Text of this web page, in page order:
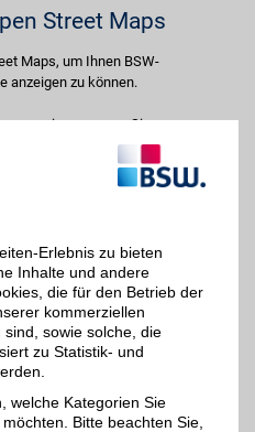
Street Maps
Maps, um Ihnen BSW-
anzeigen zu können.
anzuzeigen passen Sie
an und erlauben
Auswahl können Sie
Einstellungen im
ändern.
anpassen
Erlebnis zu bieten
Inhalte und andere
die für den Betrieb der
kommerziellen
sowie solche, die
zu Statistik- und
welche Kategorien Sie
Bitte beachten Sie,